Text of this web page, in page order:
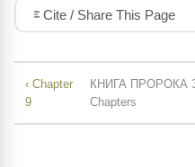
Cite / Share This Page
‹ Chapter
9
КНИГА ПРОРОКА
Chapters